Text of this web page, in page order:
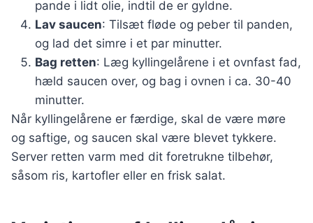
pande i lidt olie, indtil de er gyldne.
Lav saucen: Tilsæt fløde og peber til panden,
og lad det simre i et par minutter.
Bag retten: Læg kyllingelårene i et ovnfast fad,
hæld saucen over, og bag i ovnen i ca. 30-40
minutter.
Når kyllingelårene er færdige, skal de være møre
og saftige, og saucen skal være blevet tykkere.
Server retten varm med dit foretrukne tilbehør,
såsom ris, kartofler eller en frisk salat.